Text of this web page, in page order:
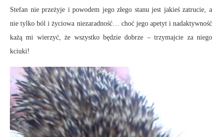
Stefan nie przeżyje i powodem jego złego stanu jest jakieś zatrucie, a
nie tylko ból i życiowa niezaradność… choć jego apetyt i nadaktywność
każą mi wierzyć, że wszystko będzie dobrze – trzymajcie za niego
kciuki!